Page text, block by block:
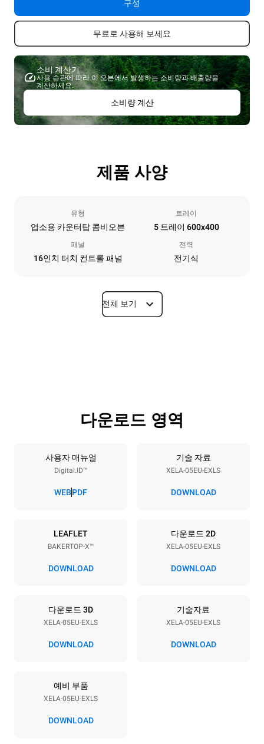
구성
무료로 사용해 보세요
소비 계산기
사용 습관에 따라 이 오븐에서 발생하는 소비량과 배출량을
계산하세요.
소비량 계산
제품 사양
유형
업소용 카운터탑 콤비오븐
트레이
5 트레이 600x400
패널
16인치 터치 컨트롤 패널
전력
전기식
치수
트레이 사양
5 600x400
팬간격
86 mm
380-415V 3N~ / 220-240V
3~ / 220-240V 1~
11,6 kW
50 / 60 Hz 포함되지 않음
15.4 kWh/일
전체 보기
다운로드 영역
사용자 매뉴얼
Digital.ID™
WEBPDF
기술 자료
XELA-05EU-EXLS
DOWNLOAD
LEAFLET
BAKERTOP-X™
DOWNLOAD
다운로드 2D
XELA-05EU-EXLS
DOWNLOAD
다운로드 3D
XELA-05EU-EXLS
DOWNLOAD
기술자료
XELA-05EU-EXLS
DOWNLOAD
예비 부품
XELA-05EU-EXLS
DOWNLOAD